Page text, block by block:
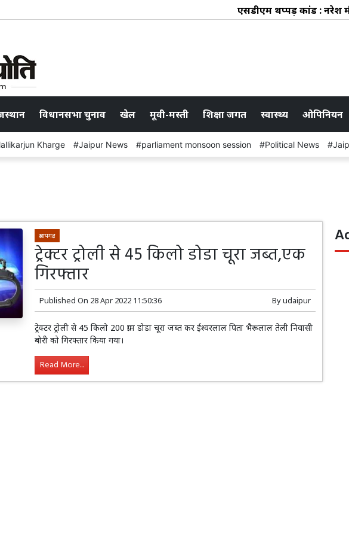
एसडीएम थप्पड़ कांड : नरेश
विधानसभा चुनाव खेल मूवी-मस्ती शिक्षा जगत स्वास्थ्य ओपिनियन
Kharge Jaipur News parliament monsoon session Political News
प्रतापगढ़
ट्रेक्टर ट्रोली से 45 किलो डोडा चूरा जब्त,एक
गिरफ्तार
Published On 28 Apr 2022 11:50:36 Byudaipur
ट्रेक्टर ट्रोली से 45 किलो 200 ग्राम डोडा चूरा जब्त कर ईश्वरलाल पिता भैरूलाल तेली निवासी
बोरी को गिरफ्तार किया गया।
Read More...